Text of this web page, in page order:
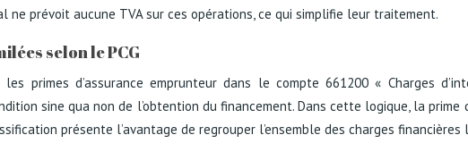
ne prévoit aucune TVA sur ces opérations, ce qui simplifie leur traitement.
selon le PCG
primes d’assurance emprunteur dans le compte 661200 « Charges
sine qua non de l’obtention du financement. Dans cette logique, la prime
présente l’avantage de regrouper l’ensemble des charges financières